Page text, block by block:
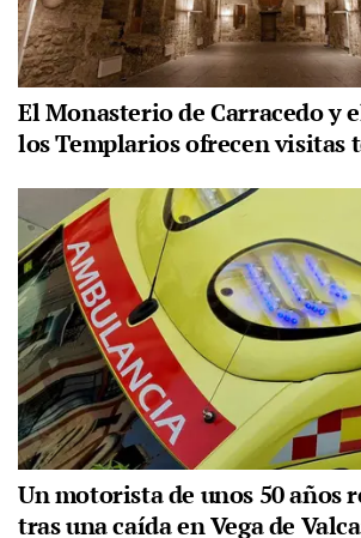
El Monasterio de Carracedo y
los Templarios ofrecen visitas
Un motorista de unos 50 años
tras una caída en Vega de